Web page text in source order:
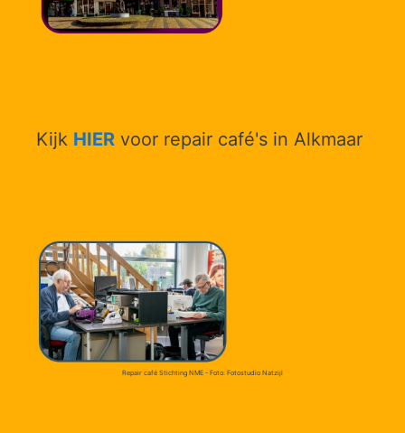
Kijk HIER voor repair café's in Alkmaar
Repair café Stichting NME - Foto: Fotostudio Natzijl